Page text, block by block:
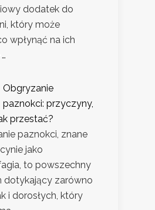
dodatek do
który może
wpłynąć na ich
Obgryzanie
paznokci: przyczyny,
przestać?
paznokci, znane
jako
to powszechny
dotykający zarówno
i dorosłych, który